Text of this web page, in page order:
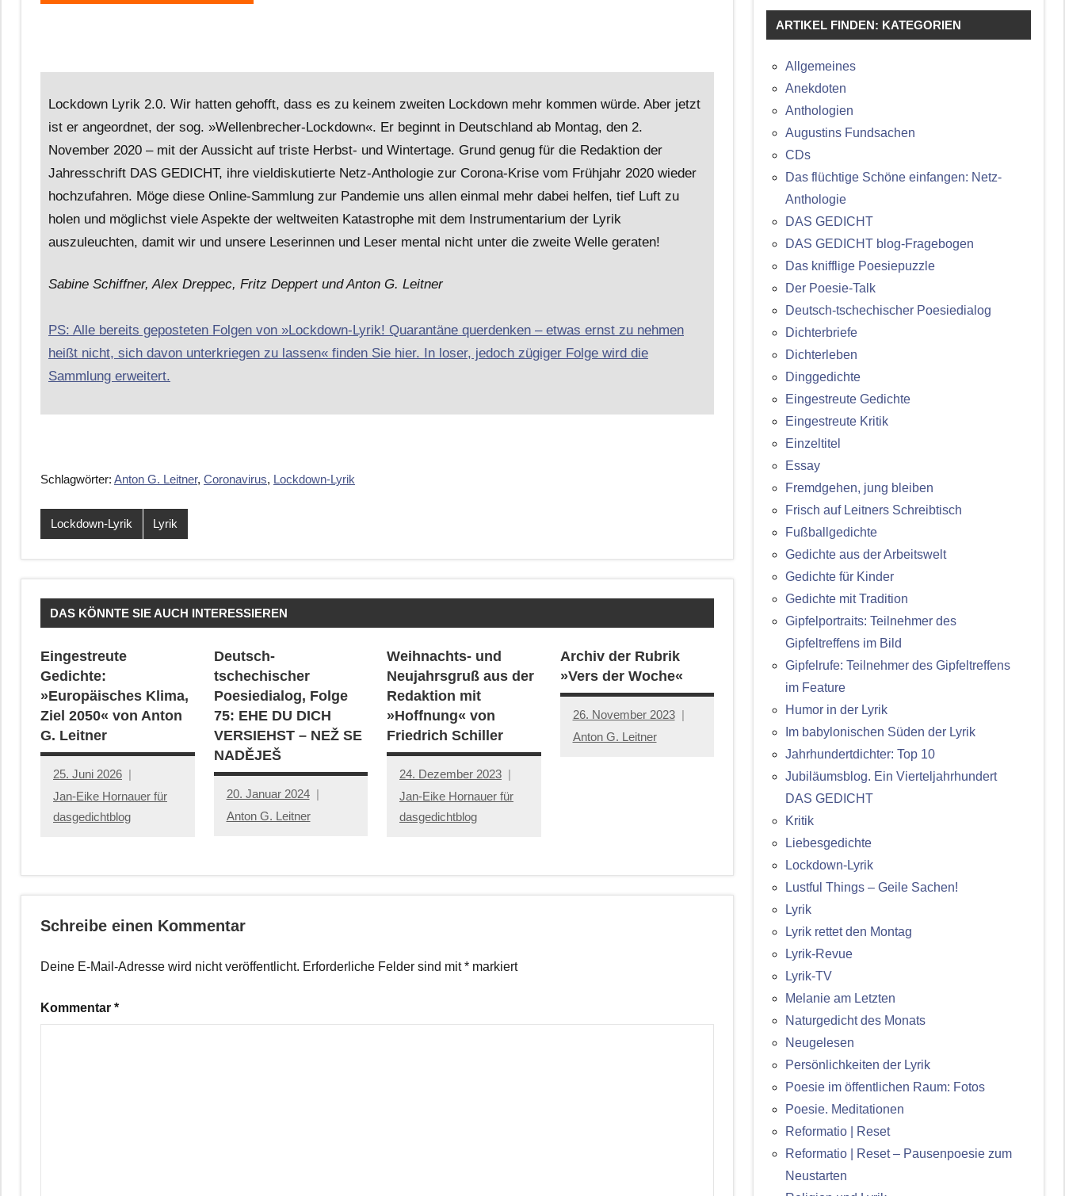
Lockdown Lyrik 2.0. Wir hatten gehofft, dass es zu keinem zweiten Lockdown mehr kommen würde. Aber jetzt
ist er angeordnet, der sog. »Wellenbrecher-Lockdown«. Er beginnt in Deutschland ab Montag, den 2.
November 2020 – mit der Aussicht auf triste Herbst- und Wintertage. Grund genug für die Redaktion der
Jahresschrift DAS GEDICHT, ihre vieldiskutierte Netz-Anthologie zur Corona-Krise vom Frühjahr 2020 wieder
hochzufahren. Möge diese Online-Sammlung zur Pandemie uns allen einmal mehr dabei helfen, tief Luft zu
holen und möglichst viele Aspekte der weltweiten Katastrophe mit dem Instrumentarium der Lyrik
auszuleuchten, damit wir und unsere Leserinnen und Leser mental nicht unter die zweite Welle geraten!
Sabine Schiffner, Alex Dreppec, Fritz Deppert und Anton G. Leitner
PS: Alle bereits geposteten Folgen von »Lockdown-Lyrik! Quarantäne querdenken – etwas ernst zu nehmen
heißt nicht, sich davon unterkriegen zu lassen« finden Sie hier. In loser, jedoch zügiger Folge wird die
Sammlung erweitert.
Schlagwörter: Anton G. Leitner, Coronavirus, Lockdown-Lyrik
Lockdown-Lyrik Lyrik
DAS KÖNNTE SIE AUCH INTERESSIEREN
Eingestreute
Gedichte:
»Europäisches Klima,
Ziel 2050« von Anton
G. Leitner
25. Juni 2026
Jan-Eike Hornauer für
dasgedichtblog
Deutsch-
tschechischer
Poesiedialog, Folge
75: EHE DU DICH
VERSIEHST – NEŽ SE
NADĚJEŠ
20. Januar 2024
Anton G. Leitner
Weihnachts- und
Neujahrsgruß aus der
Redaktion mit
»Hoffnung« von
Friedrich Schiller
24. Dezember 2023
Jan-Eike Hornauer für
dasgedichtblog
Archiv der Rubrik
»Vers der Woche«
26. November 2023
Anton G. Leitner
Schreibe einen Kommentar
Deine E-Mail-Adresse wird nicht veröffentlicht. Erforderliche Felder sind mit* markiert
Kommentar *
ARTIKEL FINDEN: KATEGORIEN
Allgemeines
Anekdoten
Anthologien
Augustins Fundsachen
CDs
Das flüchtige Schöne einfangen: Netz-
Anthologie
DAS GEDICHT
DAS GEDICHT blog-Fragebogen
Das knifflige Poesiepuzzle
Der Poesie-Talk
Deutsch-tschechischer Poesiedialog
Dichterbriefe
Dichterleben
Dinggedichte
Eingestreute Gedichte
Eingestreute Kritik
Einzeltitel
Essay
Fremdgehen, jung bleiben
Frisch auf Leitners Schreibtisch
Fußballgedichte
Gedichte aus der Arbeitswelt
Gedichte für Kinder
Gedichte mit Tradition
Gipfelportraits: Teilnehmer des
Gipfeltreffens im Bild
Gipfelrufe: Teilnehmer des Gipfeltreffens
im Feature
Humor in der Lyrik
Im babylonischen Süden der Lyrik
Jahrhundertdichter: Top 10
Jubiläumsblog. Ein Vierteljahrhundert
DAS GEDICHT
Kritik
Liebesgedichte
Lockdown-Lyrik
Lustful Things – Geile Sachen!
Lyrik
Lyrik rettet den Montag
Lyrik-Revue
Lyrik-TV
Melanie am Letzten
Naturgedicht des Monats
Neugelesen
Persönlichkeiten der Lyrik
Poesie im öffentlichen Raum: Fotos
Poesie. Meditationen
Reformatio | Reset
Reformatio | Reset – Pausenpoesie zum
Neustarten